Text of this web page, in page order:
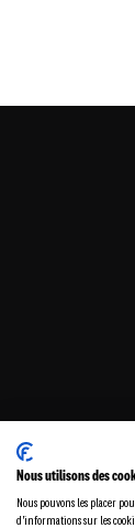
Nous utilisons des
Nous pouvons les placer
d'informations sur les